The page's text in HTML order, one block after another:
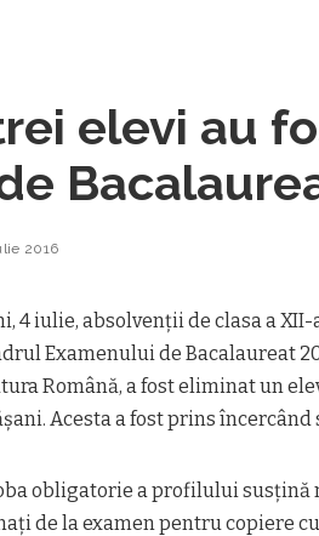
elevi au
2016
4 iulie, absolvenţii de clasa a
Examenului de Bacalaureat
Română, a fost eliminat un
Acesta a fost prins
obligatorie a profilului susţină
de la examen pentru copiere